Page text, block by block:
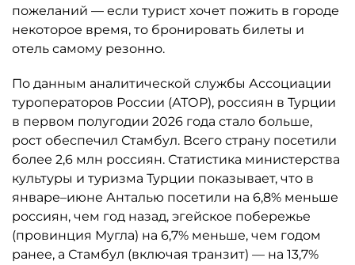
пожеланий — если турист хочет пожить в городе
некоторое время, то бронировать билеты и
отель самому резонно.
По данным аналитической службы Ассоциации
туроператоров России (АТОР), россиян в Турции
в первом полугодии 2026 года стало больше,
рост обеспечил Стамбул. Всего страну посетили
более 2,6 млн россиян. Статистика министерства
культуры и туризма Турции показывает, что в
январе–июне Анталью посетили на 6,8% меньше
россиян, чем год назад, эгейское побережье
(провинция Мугла) на 6,7% меньше, чем годом
ранее, а Стамбул (включая транзит) — на 13,7%